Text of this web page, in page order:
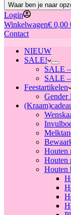
Waar ben je naar
Login
Winkelwagen€ 0,00
Contact
NIEUW
SALE!
SALE
SALE
Feestartikelen
Gender
Houten
Houten
Houten